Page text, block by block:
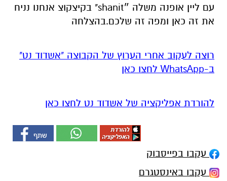
עם ליין אופנה משלה ״shanit" בקיצקוצ אנחנו נניח
את זה כאן ומפה זה שלכם.בהצלחה
רוצה לעקוב אחרי הערוץ של הקבוצה "אשדוד נט"
ב-WhatsApp לחצו כאן
להורדת אפליקציה של אשדוד נט לחצו כאן
עקבו בפייסבוק
עקבו באינסטגרם